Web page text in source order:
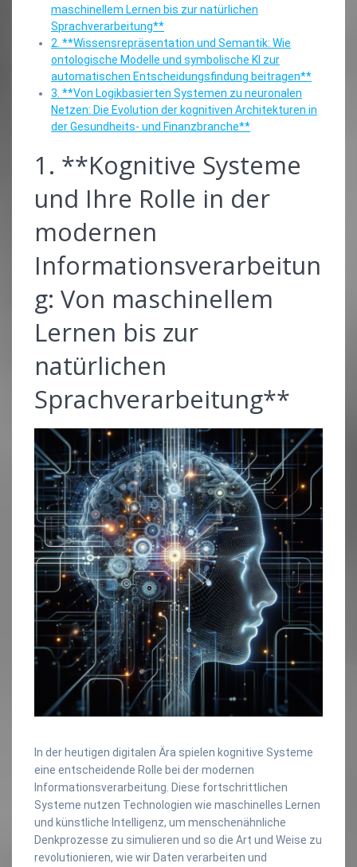
maschinellem Lernen bis zur natürlichen
Sprachverarbeitung**
2. **Wissensrepräsentation und Semantik: Wie
ontologische Modelle und symbolische KI zur
automatischen Entscheidungsfindung beitragen**
3. **Von Logikbasierten Systemen zu neuronalen
Netzen: Die Evolution der kognitiven Architekturen in
der Gesundheits- und Finanzbranche**
1. **Kognitive Systeme
und Ihre Rolle in der
modernen
Informationsverarbeitun
g: Von maschinellem
Lernen bis zur
natürlichen
Sprachverarbeitung**
In der heutigen digitalen Ära spielen kognitive Systeme
eine entscheidende Rolle bei der modernen
Informationsverarbeitung. Diese fortschrittlichen
Systeme nutzen Technologien wie maschinelles Lernen
und künstliche Intelligenz, um menschenähnliche
Denkprozesse zu simulieren und so die Art und Weise zu
revolutionieren, wie wir Daten verarbeiten und